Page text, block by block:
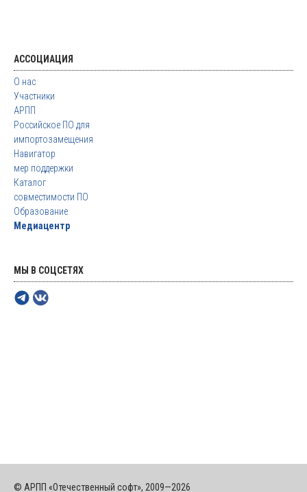
АССОЦИАЦИЯ
О нас
Участники
АРПП
Российское ПО для
импортозамещения
Навигатор
мер поддержки
Каталог
совместимости ПО
Образование
Медиацентр
МЫ В СОЦСЕТЯХ
© АРПП «Отечественный софт», 2009—2026